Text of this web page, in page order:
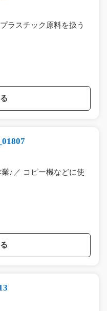
ラスチック原料を扱う
♪／ コピー機などに使